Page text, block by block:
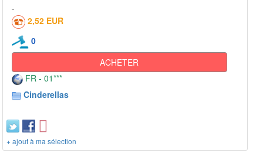
2,52 EUR
0
ACHETER
FR - 01***
Cinderellas
+ ajout à ma sélection